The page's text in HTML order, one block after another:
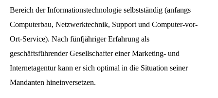
Bereich der Informationstechnologie selbstständig (anfangs
Computerbau, Netzwerktechnik, Support und Computer-vor-
Ort-Service). Nach fünfjähriger Erfahrung als
geschäftsführender Gesellschafter einer Marketing- und
Internetagentur kann er sich optimal in die Situation seiner
Mandanten hineinversetzen.